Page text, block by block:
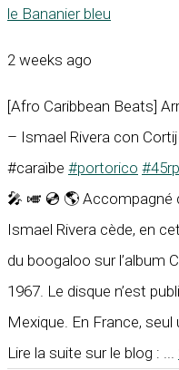
le Bananier bleu
2 weeks ago
[Afro Caribbean Beats]
– Ismael Rivera con
#caraïbe #portorico
🎤 🎺 💿 🌎 Accompagné
Ismael Rivera cède, en
du boogaloo sur l’album
1967. Le disque n’est
Mexique. En France,
Lire la suite sur le blog : ...